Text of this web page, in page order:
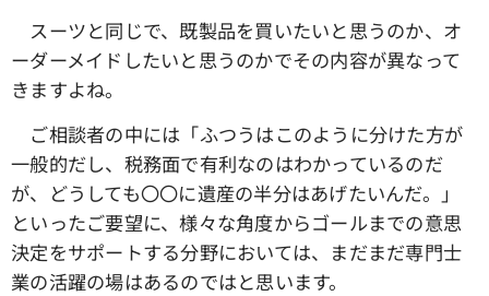
スーツと同じで、既製品を買いたいと思うのか、オ
ーダーメイドしたいと思うのかでその内容が異なって
きますよね。
ご相談者の中には「ふつうはこのように分けた方が
一般的だし、税務面で有利なのはわかっているのだ
が、どうしても〇〇に遺産の半分はあげたいんだ。」
といったご要望に、様々な角度からゴールまでの意思
決定をサポートする分野においては、まだまだ専門士
業の活躍の場はあるのではと思います。